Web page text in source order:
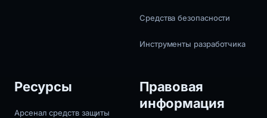
Средства безопасности
Инструменты разработчика
Ресурсы
Арсенал средств защиты
Правовая
информация